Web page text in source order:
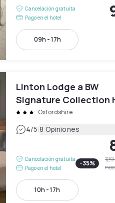
Cancelación gratuita
Pago en el hotel
09h - 17h
Linton Lodge a BW
Signature Collection
Oxfordshire
4/5|8 Opiniones
Cancelación gratuita
Pago en el hotel
-35%
10h - 17h